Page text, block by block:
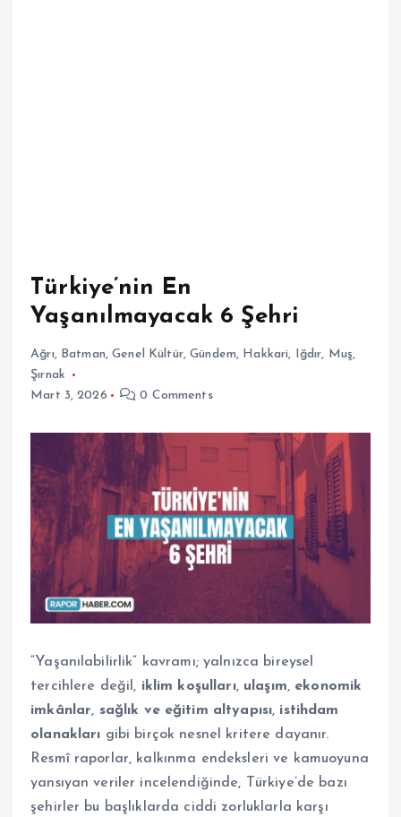
Türkiye’nin En
Yaşanılmayacak 6 Şehri
Ağrı, Batman,Genel Kültür,Gündem, Hakkari, Iğdır, Muş,
Şırnak
Mart 3, 2026
0 Comments
“Yaşanılabilirlik” kavramı; yalnızca bireysel
tercihlere değil, iklim koşulları, ulaşım, ekonomik
imkânlar, sağlık ve eğitim altyapısı, istihdam
olanakları gibi birçok nesnel kritere dayanır.
Resmî raporlar, kalkınma endeksleri ve kamuoyuna
yansıyan veriler incelendiğinde, Türkiye’de bazı
şehirler bu başlıklarda ciddi zorluklarla karşı